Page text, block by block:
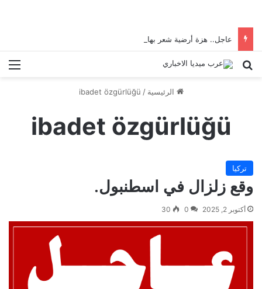
عاجل.. هزة أرضية شعر بها سكان إسطنبول
بحث عن
الرئيسية /
ibadet özgürlüğü
ibadet özgürlüğü
تركيا
وقع زلزال في اسطنبول.
أكتوبر 2, 2025 0
30